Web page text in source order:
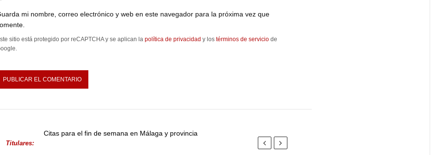
mi nombre, correo electrónico y web en este navegador para la próxima vez que
sitio está protegido por reCAPTCHA y se aplican lapolítica de privacidad y lostérminos de servicio de
Titulares:
Citas para el fin de semana en Málaga y provincia